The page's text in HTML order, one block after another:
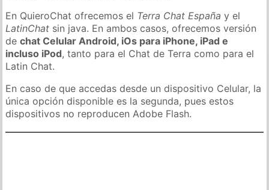
En QuieroChat ofrecemos el Terra Chat España y el
LatinChat sin java. En ambos casos, ofrecemos versión
dechat Celular Android, iOs para iPhone, iPad e
incluso iPod, tanto para el Chat de Terra como para el
Latin Chat.
En caso de que accedas desde un dispositivo Celular, la
única opción disponible es la segunda, pues estos
dispositivos no reproducen Adobe Flash.